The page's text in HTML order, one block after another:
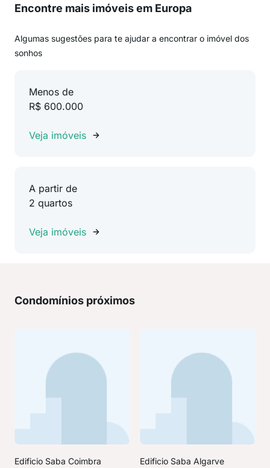
Encontre mais imóveis em Europa
Algumas sugestões para te ajudar a encontrar o imóvel dos
sonhos
Menos de
R$ 600.000
Veja imóveis
A partir de
2 quartos
Veja imóveis
Condomínios próximos
Edificio Saba Coimbra Edificio Saba Algarve